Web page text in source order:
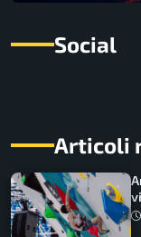
Social
Articoli